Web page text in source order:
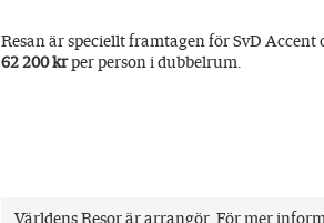
Resan är speciellt framtagen för SvD Accent
62 200 krper person i dubbelrum.
Världens Resor är arrangör. För mer